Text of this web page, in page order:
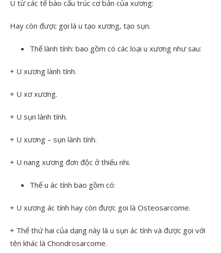
U từ các tế bào cấu trúc cơ bản của xương:
Hay còn được gọi là u tạo xương, tạo sụn.
Thể lành tính: bao gồm có các loại u xương như sau:
+ U xương lành tính.
+ U xơ xương.
+ U sụn lành tính.
+ U xương – sụn lành tính.
+ U nang xương đơn độc ở thiếu nhi.
Thể u ác tính bao gồm có:
+ U xương ác tính hay còn được goi là Osteosarcome.
+ Thể thứ hai của dạng này là u sụn ác tính và được gọi với
tên khác là Chondrosarcome.